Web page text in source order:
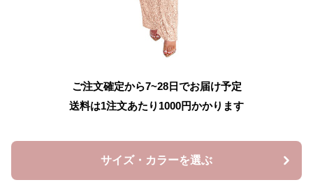
ご注文確定から7~28日でお届け予定
送料は1注文あたり 1000円かかります
サイズ・カラーを選ぶ